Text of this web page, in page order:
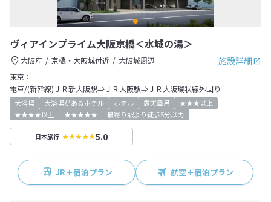
ヴィアインプライム大阪京橋＜水城の湯＞
施設詳細
大阪府 京橋・大阪城付近
大阪城周辺
東京：
電車/(新幹線)ＪＲ新大阪駅⇒ＪＲ大阪駅⇒ＪＲ大阪環状線外回り
大浴場 大浴場があるホテル ホテル 露天風呂
★★★以上
★★★★以上
★★★★★ 最寄り駅より徒歩5分以内
日本旅行 5.0
JR＋宿泊プラン 航空＋宿泊プラン